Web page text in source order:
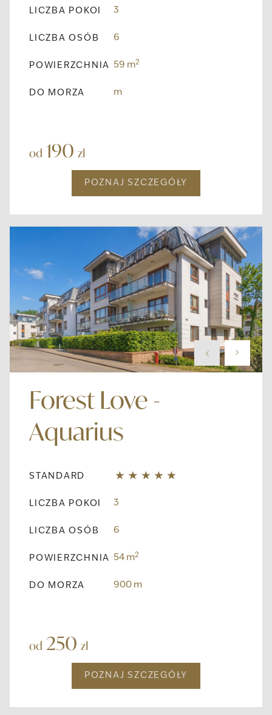
LICZBA POKOI 3
LICZBA OSÓB 6
POWIERZCHNIA 59 m2
DO MORZA m
od 190 zł
POZNAJ SZCZEGÓŁY
Forest Love -
Aquarius
STANDARD
LICZBA POKOI 3
LICZBA OSÓB 6
POWIERZCHNIA 54 m2
DO MORZA 900 m
od 250 zł
POZNAJ SZCZEGÓŁY